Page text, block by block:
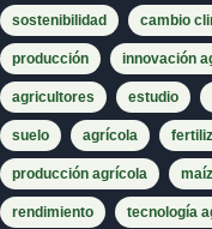
sostenibilidad cambio
producción innovación
agricultores estudio
suelo agrícola
producción agrícola maíz
rendimiento tecnología